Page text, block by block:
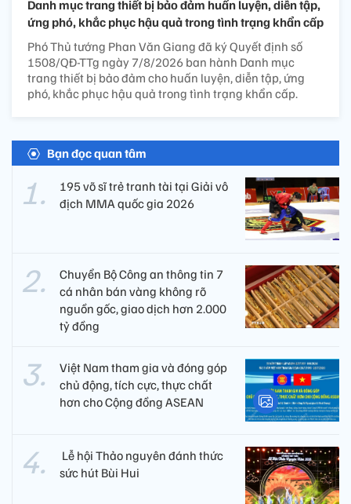
Danh mục trang thiết bị bảo đảm huấn luyện, diễn tập,
ứng phó, khắc phục hậu quả trong tình trạng khẩn cấp
Phó Thủ tướng Phan Văn Giang đã ký Quyết định số
1508/QĐ-TTg ngày 7/8/2026 ban hành Danh mục
trang thiết bị bảo đảm cho huấn luyện, diễn tập, ứng
phó, khắc phục hậu quả trong tình trạng khẩn cấp.
Bạn đọc quan tâm
195 võ sĩ trẻ tranh tài tại Giải vô
địch MMA quốc gia 2026
Chuyển Bộ Công an thông tin 7
cá nhân bán vàng không rõ
nguồn gốc, giao dịch hơn 2.000
tỷ đồng
Việt Nam tham gia và đóng góp
chủ động, tích cực, thực chất
hơn cho Cộng đồng ASEAN
​ Lễ hội Thảo nguyên đánh thức
sức hút Bùi Hui